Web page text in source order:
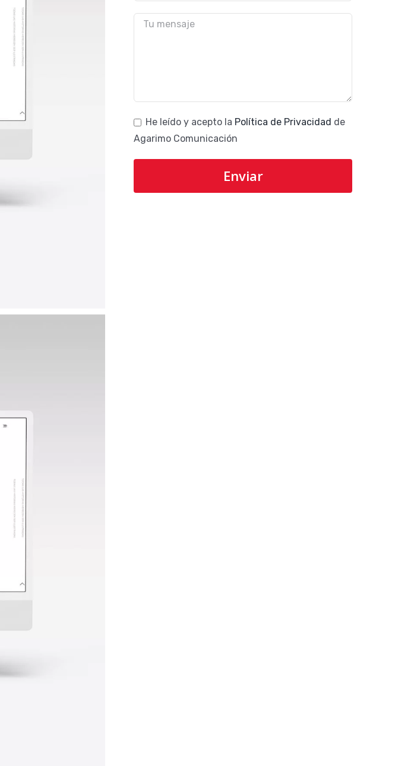
He leído y acepto la Política de Privacidad de
Agarimo Comunicación